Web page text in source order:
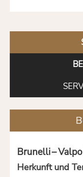
Brunelli –
Herkunft und